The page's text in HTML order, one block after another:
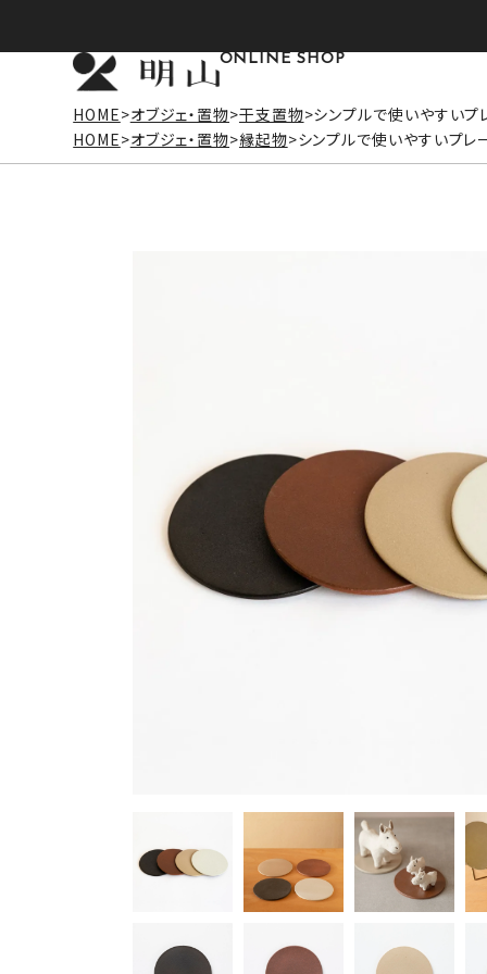
ONLINE SHOP
HOME オブジェ・置物 干支置物 シンプルで使いやすいプ
HOME オブジェ・置物 縁起物 シンプルで使いやすいプレ